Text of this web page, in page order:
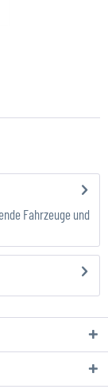
Fahrzeuge und